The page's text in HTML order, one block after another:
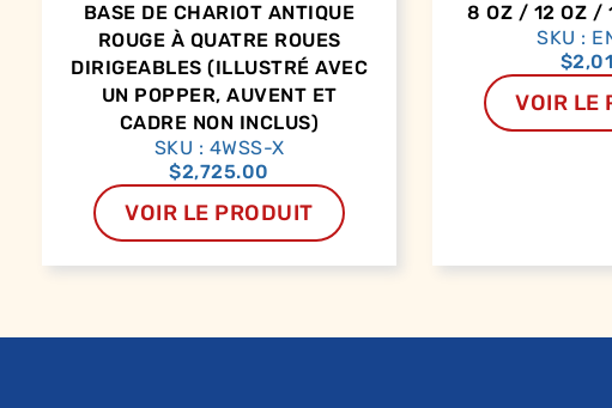
BASE DE CHARIOT ANTIQUE
ROUGE À QUATRE ROUES
DIRIGEABLES (ILLUSTRÉ AVEC
UN POPPER, AUVENT ET
CADRE NON INCLUS)
SKU : 4WSS-X
$2,725.00
VOIR LE PRODUIT
8 OZ / 12 OZ /
SKU :
$
VOIR LE